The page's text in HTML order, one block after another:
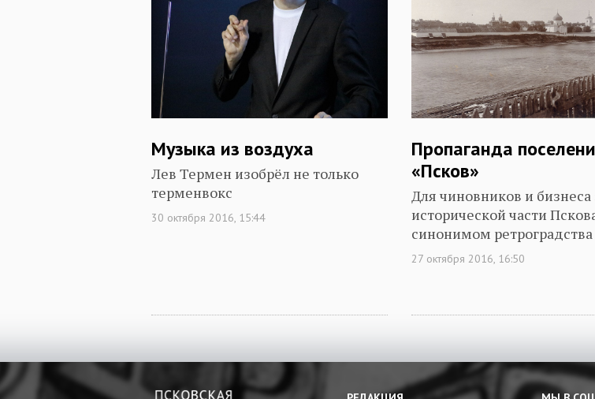
Музыка из воздуха
Лев Термен изобрёл не только
терменвокс
30 октября 2016, 15:44
Пропаганда
«Псков»
Для чиновников и
исторической части
синонимом ретроградства
27 октября 2016, 16:50